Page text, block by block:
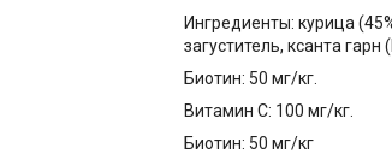
Ингредиенты: курица
загуститель, ксанта гарн
Биотин: 50 мг/кг.
Витамин С: 100 мг/кг.
Биотин: 50 мг/кг